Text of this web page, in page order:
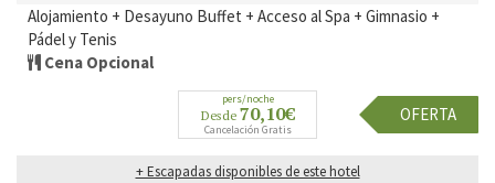
Alojamiento + Desayuno Buffet + Acceso al Spa + Gimnasio +
Pádel y Tenis
Cena Opcional
pers/noche
Desde 70,10€
Cancelación Gratis
OFERTA
+ Escapadas disponibles de este hotel